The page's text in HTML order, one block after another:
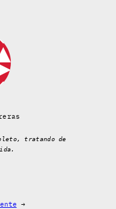
tratando de
→